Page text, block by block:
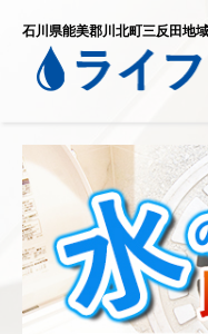
石川県能美郡川北町三反田地